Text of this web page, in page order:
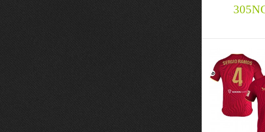
Inter Miami
Ramos 18